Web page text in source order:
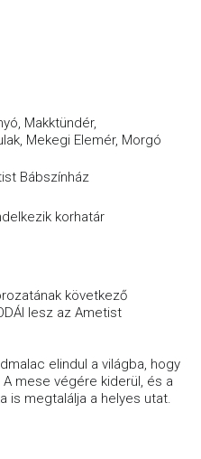
Makktündér,
Mekegi Elemér, Morgó
Bábszínház
korhatár
következő
lesz az Ametist
elindul a világba, hogy
mese végére kiderül, és a
is megtalálja a helyes utat.